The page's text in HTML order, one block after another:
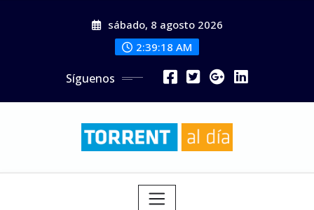
sábado, 8 agosto 2026
2:39:19 AM
Síguenos